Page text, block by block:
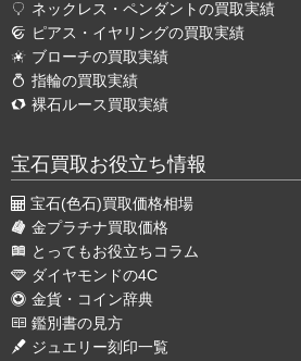
ネックレス・ペンダントの買取実績
ピアス・イヤリングの買取実績
ブローチの買取実績
指輪の買取実績
裸石ルース買取実績
宝石買取お役立ち情報
宝石(色石)買取価格相場
金プラチナ買取価格
とってもお役立ちコラム
ダイヤモンドの4C
金貨・コイン辞典
鑑別書の見方
ジュエリー刻印一覧